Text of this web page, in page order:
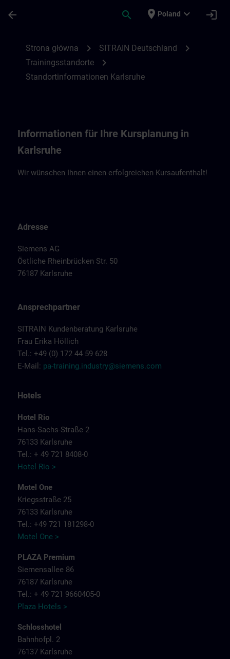
arrow_back search place Poland expand_more login
Strona główna chevron_right SITRAIN Deutschland chevron_right
Trainingsstandorte chevron_right
Standortinformationen Karlsruhe
Informationen für Ihre Kursplanung in
Karlsruhe
Wir wünschen Ihnen einen erfolgreichen Kursaufenthalt!
Adresse
Siemens AG
Östliche Rheinbrücken Str. 50
76187 Karlsruhe
Ansprechpartner
SITRAIN Kundenberatung Karlsruhe
Frau Erika Höllich
Tel.: +49 (0) 172 44 59 628
E-Mail: pa-training.industry@siemens.com
Hotels
Hotel Rio
Hans-Sachs-Straße 2
76133 Karlsruhe
Tel.: + 49 721 8408-0
Hotel Rio >
Motel One
Kriegsstraße 25
76133 Karlsruhe
Tel.: +49 721 181298-0
Motel One >
PLAZA Premium
Siemensallee 86
76187 Karlsruhe
Tel.: + 49 721 9660405-0
Plaza Hotels >
Schlosshotel
Bahnhofpl. 2
76137 Karlsruhe